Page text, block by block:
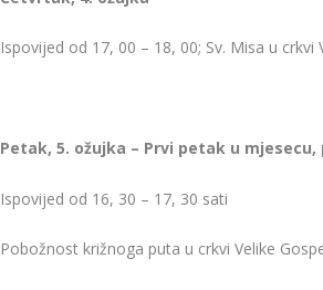
Ispovijed od 17, 00 – 18, 00; Sv. Misa u
Petak, 5. ožujka – Prvi petak u mjesecu,
Ispovijed od 16, 30 – 17, 30 sati
Pobožnost križnoga puta u crkvi Velike